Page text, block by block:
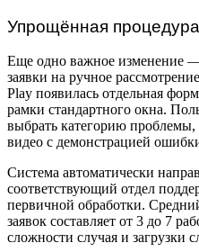
Упрощённая
Еще одно важное изменение
заявки на ручное
Play появилась отдельная
рамки стандартного окна.
выбрать категорию
видео с демонстрацией
Система автоматически
соответствующий отдел
первичной обработки.
заявок составляет от 3 до 7
сложности случая и загрузки